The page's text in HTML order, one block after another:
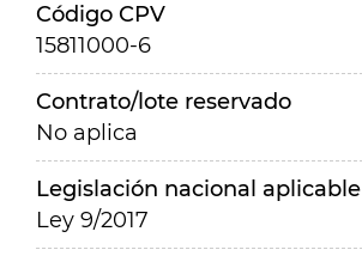
Código CPV
15811000-6
Contrato/lote reservado
No aplica
Legislación nacional aplicable
Ley 9/2017